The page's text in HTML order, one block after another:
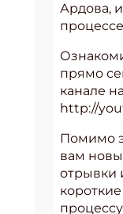
Ардова,
прямо
канале
Помимо
вам
отрывки